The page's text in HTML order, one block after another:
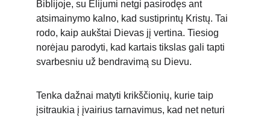
Biblijoje, su Elijumi netgi pasirodęs ant
atsimainymo kalno, kad sustiprintų Kristų. Tai
rodo, kaip aukštai Dievas jį vertina. Tiesiog
norėjau parodyti, kad kartais tikslas gali tapti
svarbesniu už bendravimą su Dievu.
Tenka dažnai matyti krikščionių, kurie taip
įsitraukia į įvairius tarnavimus, kad net neturi